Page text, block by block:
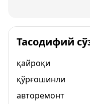
Тасодифий
қайроқи
қўрғошинли
авторемонт